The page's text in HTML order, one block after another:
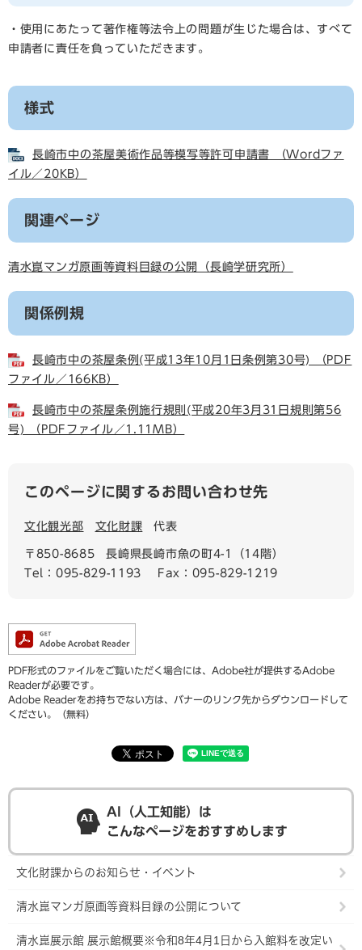
・使用にあたって著作権等法令上の問題が生じた場合は、すべて
申請者に責任を負っていただきます。
様式
長崎市中の茶屋美術作品等模写等許可申請書 （Wordファ
イル／20KB）
関連ページ
清水崑マンガ原画等資料目録の公開（長崎学研究所）
関係例規
長崎市中の茶屋条例(平成13年10月1日条例第30号) （PDF
ファイル／166KB）
長崎市中の茶屋条例施行規則(平成20年3月31日規則第56
号) （PDFファイル／1.11MB）
このページに関するお問い合わせ先
文化観光部 文化財課 代表
〒850-8685
長崎県長崎市魚の町4-1（14階）
Tel：095-829-1193
Fax：095-829-1219
PDF形式のファイルをご覧いただく場合には、Adobe社が提供するAdobe
Readerが必要です。
Adobe Readerをお持ちでない方は、バナーのリンク先からダウンロードして
ください。（無料）
AI（人工知能）は
こんなページをおすすめします
文化財課からのお知らせ・イベント
清水崑マンガ原画等資料目録の公開について
清水崑展示館 展示館概要※令和8年4月1日から入館料を改定い